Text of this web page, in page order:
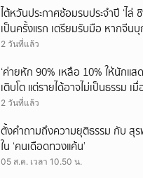
ไต้หวันประกาศซ้อมรบประจำปี ‘ไล่ ชิ
เป็นครั้งแรก เตรียมรับมือ หากจีนบุ
2 วันที่แล้ว
‘ค่ายหัก 90% เหลือ 10% ให้นักแส
เติบโต แต่รายได้อาจไม่เป็นธรรม เมื่
‘สัญญามาตรฐาน’
2 วันที่แล้ว
ตั้งคำถามถึงความยุติธรรม กับ สุ
ใน ‘คนเดือดทวงแค้น’
05 ส.ค. เวลา 10.50 น.